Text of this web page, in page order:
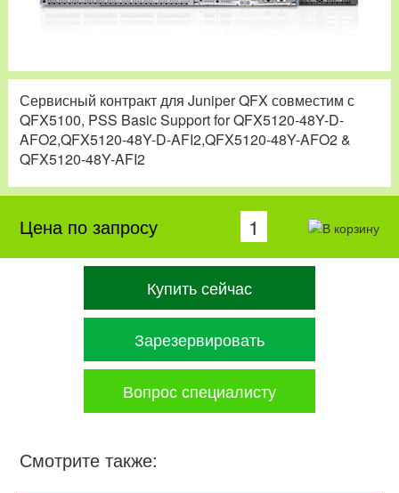
Сервисный контракт для Juniper QFX совместим с
QFX5100, PSS Basic Support for QFX5120-48Y-D-
AFO2,QFX5120-48Y-D-AFI2,QFX5120-48Y-AFO2 &
QFX5120-48Y-AFI2
Цена по запросу
Купить сейчас
Зарезервировать
Вопрос специалисту
Смотрите также: